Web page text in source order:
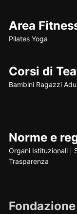
Area
Pilates Yoga
Corsi di
Bambini Ragazzi
Norme e
Organi Istituzionali|
Trasparenza